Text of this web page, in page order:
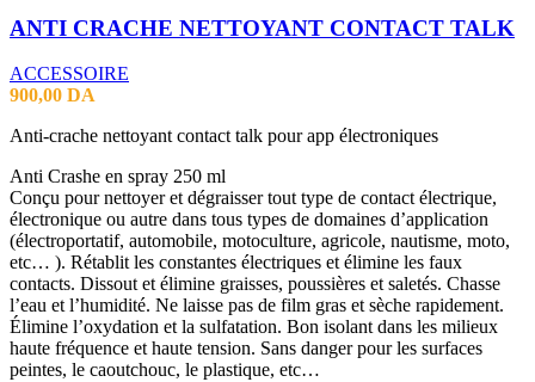
ANTI CRACHE NETTOYANT CONTACT TALK
ACCESSOIRE
900,00 DA
Anti-crache nettoyant contact talk pour app électroniques
Anti Crashe en spray 250 ml
Conçu pour nettoyer et dégraisser tout type de contact électrique,
électronique ou autre dans tous types de domaines d’application
(électroportatif, automobile, motoculture, agricole, nautisme, moto,
etc… ). Rétablit les constantes électriques et élimine les faux
contacts. Dissout et élimine graisses, poussières et saletés. Chasse
l’eau et l’humidité. Ne laisse pas de film gras et sèche rapidement.
Élimine l’oxydation et la sulfatation. Bon isolant dans les milieux
haute fréquence et haute tension. Sans danger pour les surfaces
peintes, le caoutchouc, le plastique, etc…